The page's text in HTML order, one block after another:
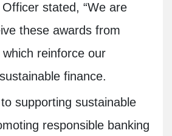
stated, “We are
these awards from
reinforce our
finance.
supporting sustainable
responsible banking